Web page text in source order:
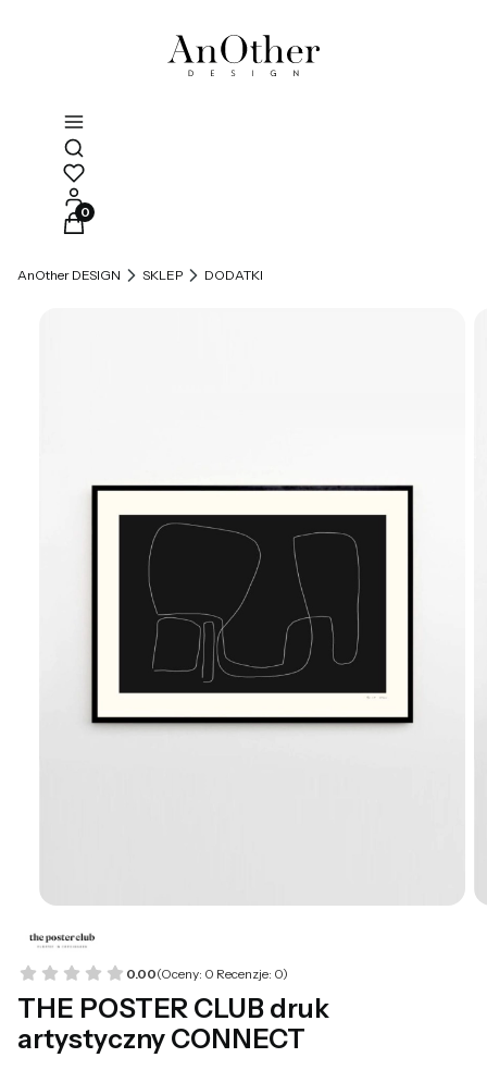
Otwórz wyszukiwarkę
Produkty w koszyku: 0. Zobacz szczegóły
AnOther DESIGN SKLEP DODATKI
0.00(Oceny: 0 Recenzje: 0)
THE POSTER CLUB druk
artystyczny CONNECT